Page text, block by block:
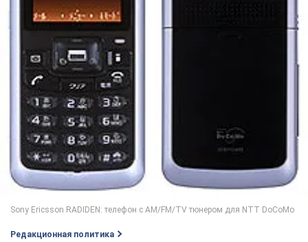
Редакционная политика